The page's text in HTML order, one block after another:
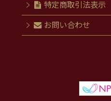
特定商取引法表示
お問い合わせ